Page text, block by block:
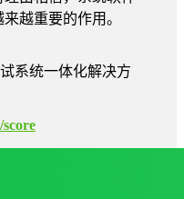
越重要的作用。
系统一体化解决方